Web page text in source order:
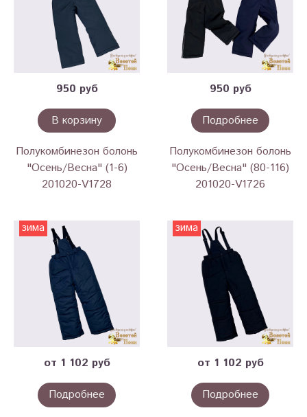
950 руб
В корзину
Полукомбинезон болонь
"Осень/Весна" (1-6)
201020-V1728
950 руб
Подробнее
Полукомбинезон болонь
"Осень/Весна" (80-116)
201020-V1726
зима
от 1 102 руб
Подробнее
зима
от 1 102 руб
Подробнее